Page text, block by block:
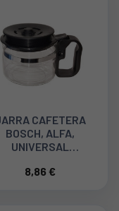
CAFETERA
BOSCH, ALFA,
UNIVERSAL
CAFE745404
8,86 €